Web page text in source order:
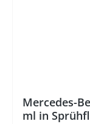
Mercedes-
ml in